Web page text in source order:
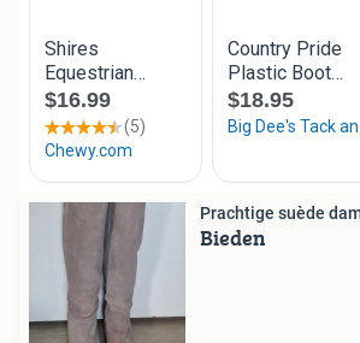
Prachtige suède
Bieden